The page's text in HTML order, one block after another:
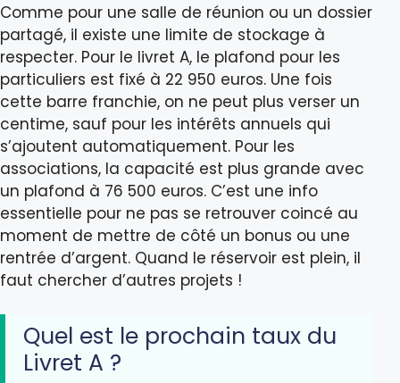
Comme pour une salle de réunion ou un dossier
partagé, il existe une limite de stockage à
respecter. Pour le livret A, le plafond pour les
particuliers est fixé à 22 950 euros. Une fois
cette barre franchie, on ne peut plus verser un
centime, sauf pour les intérêts annuels qui
s’ajoutent automatiquement. Pour les
associations, la capacité est plus grande avec
un plafond à 76 500 euros. C’est une info
essentielle pour ne pas se retrouver coincé au
moment de mettre de côté un bonus ou une
rentrée d’argent. Quand le réservoir est plein, il
faut chercher d’autres projets !
Quel est le prochain taux du
Livret A ?